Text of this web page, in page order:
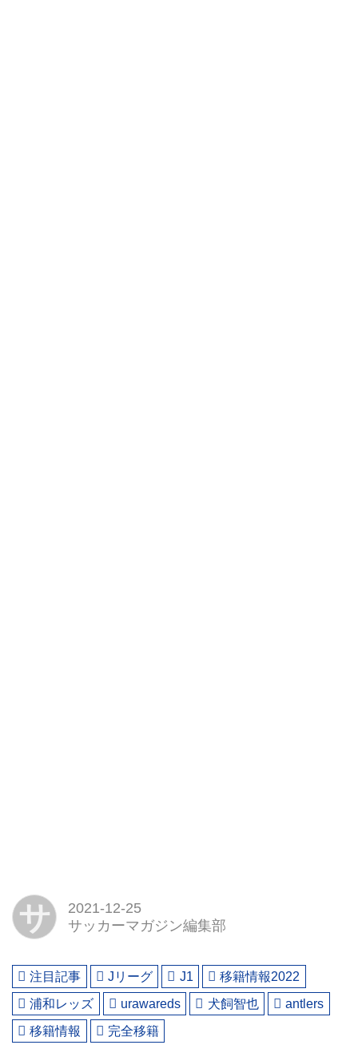
サ
2021-12-25
サッカーマガジン編集部
注目記事 Jリーグ J1
移籍情報2022
浦和レッズ
urawareds 犬飼智也
antlers
移籍情報
完全移籍